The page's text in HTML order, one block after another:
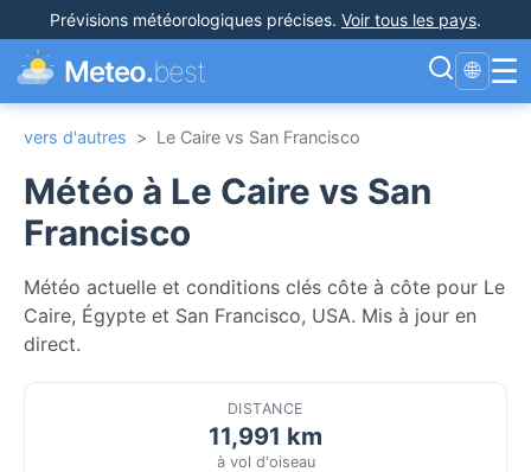
Prévisions météorologiques précises. Voir tous les pays.
Meteo.best 🌐 ☰
vers d'autres > Le Caire vs San Francisco
Météo à Le Caire vs San
Francisco
Météo actuelle et conditions clés côte à côte pour Le
Caire, Égypte et San Francisco, USA. Mis à jour en
direct.
DISTANCE
11,991 km
à vol d'oiseau